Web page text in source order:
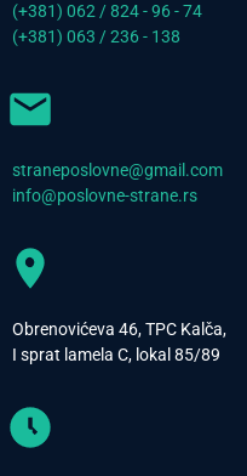
(+381) 062 / 824 - 96 - 74
(+381) 063 / 236 - 138
straneposlovne@gmail.com
info@poslovne-strane.rs
Obrenovićeva 46, TPC Kalča,
I sprat lamela C, lokal 85/89